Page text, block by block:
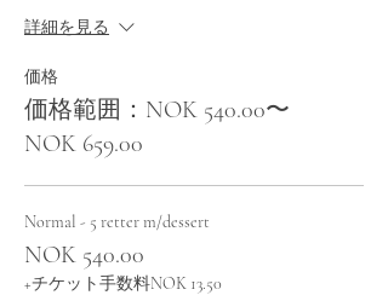
詳細を見る
価格
価格範囲：NOK 540.00〜
NOK 659.00
Normal - 5 retter m/dessert
NOK 540.00
+チケット手数料NOK 13.50